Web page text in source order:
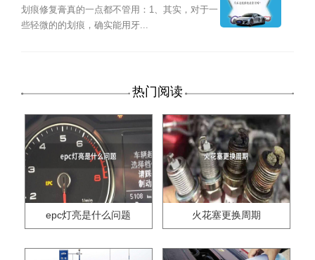
划痕修复膏真的一点都不管用：1、其实，对于一
些轻微的的划痕，确实能用牙...
热门阅读
epc灯亮是什么问题 火花塞更换周期